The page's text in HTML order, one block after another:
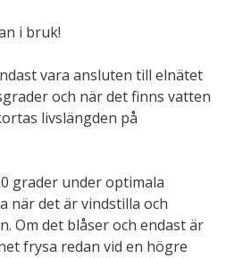
i bruk!
vara ansluten till elnätet
och när det finns vatten
livslängden på
grader under optimala
när det är vindstilla och
Om det blåser och endast är
frysa redan vid en högre